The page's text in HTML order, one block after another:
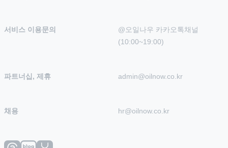
서비스 이용문의
@오일나우 카카오톡채널
(10:00~19:00)
파트너십, 제휴 admin@oilnow.co.kr
채용 hr@oilnow.co.kr